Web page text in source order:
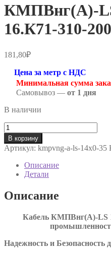
КМПВнг(А)-
16.К71-310-
181,80₽
Цена за метр с НДС
Минимальная сумма
Самовывоз — от 1 дня
В наличии
Количество
товара
КМПВнг(А)-
LS
14х0,35
16.К71-
310-
2001
В корзину
Артикул: kmpvng-a-ls-14х0-35
Описание
Детали
Описание
Кабель КМПВнг(А)-LS
Надежность и Безопасность